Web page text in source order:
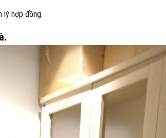
lý hợp đồng.